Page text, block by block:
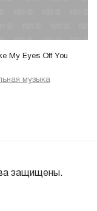
My Eyes Off You
музыка
защищены.